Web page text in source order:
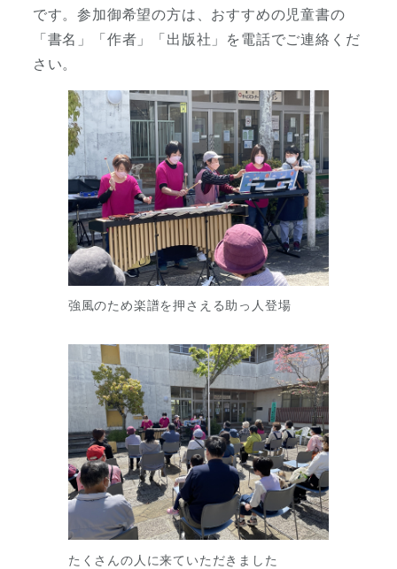
です。参加御希望の方は、おすすめの児童書の
「書名」「作者」「出版社」を電話でご連絡くだ
さい。
強風のため楽譜を押さえる助っ人登場
たくさんの人に来ていただきました